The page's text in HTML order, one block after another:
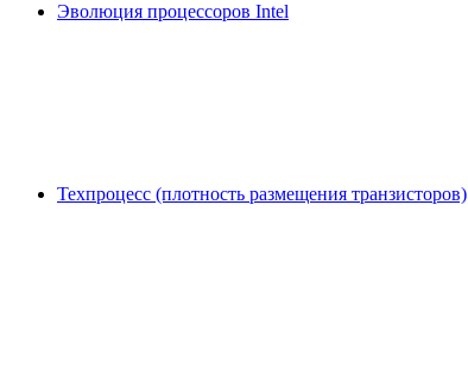
Эволюция процессоров Intel
Техпроцесс (плотность размещения транзисторов)